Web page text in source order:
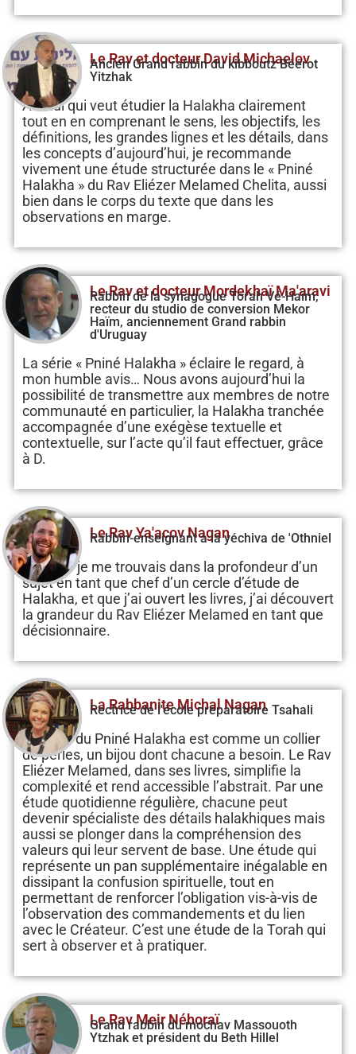
Le Rav et docteur David Michaelov
Ancien Grand rabbin du kibboutz Béérot
Yitzhak
A celui qui veut étudier la Halakha clairement
tout en en comprenant le sens, les objectifs, les
définitions, les grandes lignes et les détails, dans
les concepts d’aujourd’hui, je recommande
vivement une étude structurée dans le « Pniné
Halakha » du Rav Eliézer Melamed Chelita, aussi
bien dans le corps du texte que dans les
observations en marge.
Le Rav et docteur Mordekhaï Ma'aravi
Rabbin de la synagogue Torah Vé-Haïm,
recteur du studio de conversion Mekor
Haïm, anciennement Grand rabbin
d'Uruguay
La série « Pniné Halakha » éclaire le regard, à
mon humble avis… Nous avons aujourd’hui la
possibilité de transmettre aux membres de notre
communauté en particulier, la Halakha tranchée
accompagnée d’une exégèse textuelle et
contextuelle, sur l’acte qu’il faut effectuer, grâce
à D.
Le Rav Ya'acov Nagan
Rabbin-enseignant à la yéchiva de 'Othniel
Lorsque je me trouvais dans la profondeur d’un
sujet en tant que chef d’un cercle d’étude de
Halakha, et que j’ai ouvert les livres, j’ai découvert
la grandeur du Rav Eliézer Melamed en tant que
décisionnaire.
La Rabbanite Michal Nagan
Rectrice de l'école préparatoire Tsahali
La série du Pniné Halakha est comme un collier
de perles, un bijou dont chacune a besoin. Le Rav
Eliézer Melamed, dans ses livres, simplifie la
complexité et rend accessible l’abstrait. Par une
étude quotidienne régulière, chacune peut
devenir spécialiste des détails halakhiques mais
aussi se plonger dans la compréhension des
valeurs qui leur servent de base. Une étude qui
représente un pan supplémentaire inégalable en
dissipant la confusion spirituelle, tout en
permettant de renforcer l’obligation vis-à-vis de
l’observation des commandements et du lien
avec le Créateur. C’est une étude de la Torah qui
sert à observer et à pratiquer.
Le Rav Meir Néhoraï
Grand rabbin du mochav Massouoth
Ytzhak et président du Beth Hillel